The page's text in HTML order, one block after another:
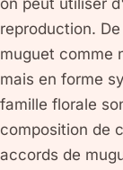
on peut utiliser
reproduction.
muguet comme
mais en forme
famille florale
composition de
accords de